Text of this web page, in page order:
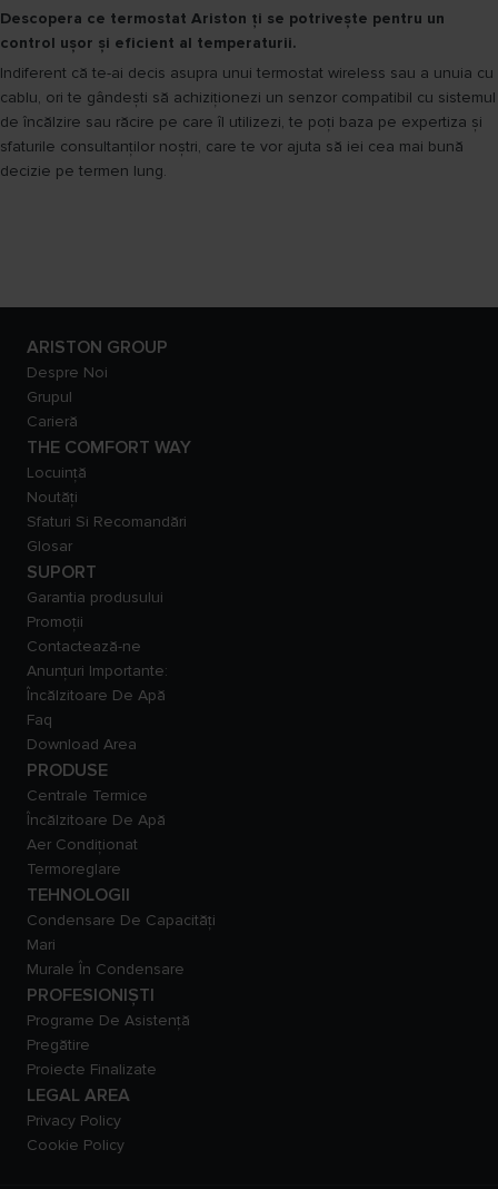
Descopera ce termostat Ariston ți se potrivește pentru un
control ușor și eficient al temperaturii.
Indiferent că te-ai decis asupra unui termostat wireless sau a unuia cu
cablu, ori te gândești să achiziționezi un senzor compatibil cu sistemul
de încălzire sau răcire pe care îl utilizezi, te poți baza pe expertiza și
sfaturile consultanților noștri, care te vor ajuta să iei cea mai bună
decizie pe termen lung.
ARISTON GROUP
Despre Noi
Grupul
Carieră
THE COMFORT WAY
Locuință
Noutăți
Sfaturi Si Recomandări
Glosar
SUPORT
Garantia produsului
Promoții
Contactează-ne
Anunțuri Importante:
Încălzitoare De Apă
Faq
Download Area
PRODUSE
Centrale Termice
Încălzitoare De Apă
Aer Condiționat
Termoreglare
TEHNOLOGII
Condensare De Capacităţi
Mari
Murale În Condensare
PROFESIONIȘTI
Programe De Asistență
Pregătire
Proiecte Finalizate
LEGAL AREA
Privacy Policy
Cookie Policy